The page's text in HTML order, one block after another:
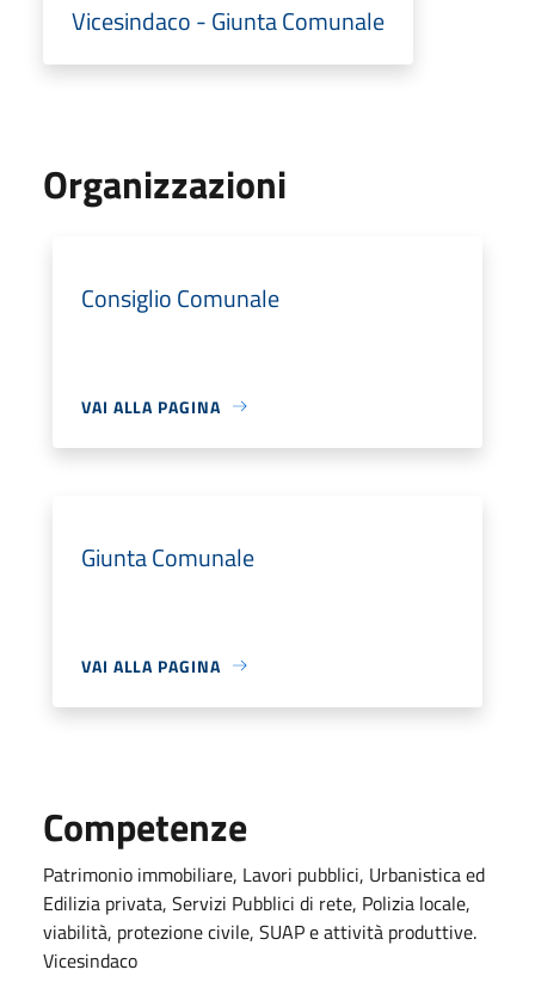
Vicesindaco - Giunta Comunale
Organizzazioni
Consiglio Comunale
VAI ALLA PAGINA
Giunta Comunale
VAI ALLA PAGINA
Competenze
Patrimonio immobiliare, Lavori pubblici, Urbanistica ed
Edilizia privata, Servizi Pubblici di rete, Polizia locale,
viabilità, protezione civile, SUAP e attività produttive.
Vicesindaco